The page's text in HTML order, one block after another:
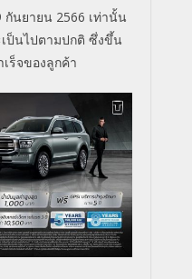
กันยายน 2566 เท่านั้น
ป็นไปตามปกติ ซึ่งขึ้น
เร็จของลูกค้า